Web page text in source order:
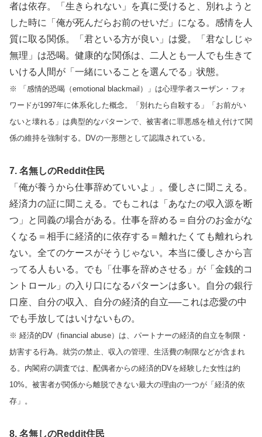
者は依存。「生きられない」を真に受けると、別れようと
した時に「俺が死んだらお前のせいだ」になる。感情を人
質に取る関係。「君といる方が良い」は愛。「君なしじゃ
無理」は恐喝。健康的な関係は、二人とも一人でも生きて
いける人間が「一緒にいることを選んでる」状態。
※ 「感情的恐喝（emotional blackmail）」は心理学者スーザン・フォ
ワードが1997年に体系化した概念。「別れたら自殺する」「お前がい
ないと壊れる」は典型的なパターンで、被害者に罪悪感を植え付けて関
係の維持を強制する。DVの一形態として認識されている。
7. 名無しのReddit住民
「俺が養うから仕事辞めていいよ」。優しさに聞こえる。
経済力の証に聞こえる。でもこれは「あなたの収入源を断
つ」と同義の場合がある。仕事を辞める＝自分のお金がな
くなる＝相手に経済的に依存する＝離れたくても離れられ
ない。全てのケースがそうじゃない。本当に優しさから言
ってる人もいる。でも「仕事を辞めさせる」が「金銭的コ
ントロール」の入り口になるパターンは多い。自分の銀行
口座、自分の収入、自分の経済的自立──これは恋愛の中
でも手放してはいけないもの。
※ 経済的DV（financial abuse）は、パートナーの経済的自立を制限・
妨害する行為。就労の禁止、収入の管理、生活費の制限などが含まれ
る。内閣府の調査では、配偶者からの経済的DVを経験した女性は約
10%。被害者が関係から離脱できない最大の理由の一つが「経済的依
存」。
8. 名無しのReddit住民